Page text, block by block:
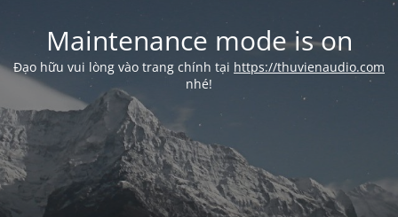
Maintenance mode is on
Đạo hữu vui lòng vào trang chính tại https://thuvienaudio.com
nhé!